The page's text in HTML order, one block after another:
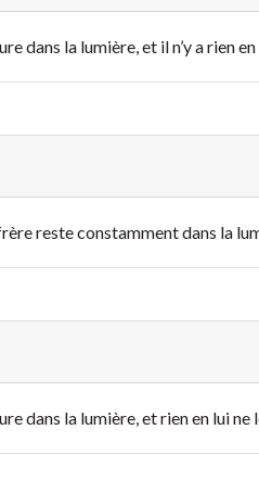
dans la lumière, et il n’y a rien
reste constamment dans la
dans la lumière, et rien en lui